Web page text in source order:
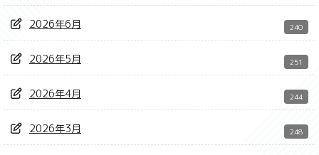
2026年6月 240
2026年5月 251
2026年4月 244
2026年3月 248